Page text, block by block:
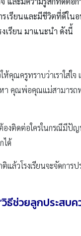
รเรียนและมีชีวิตที่ดีใ
งเรียน มาแนะนำ ดังนี้
ห้คุณครูทราบว่าเราใส่
า คุณพ่อคุณแม่สามาร
งติดต่อใครในกรณีมีปัญ
ได้
ติแล้วโรงเรียนจะจัดกา
ธีช่วยลูกประสบค